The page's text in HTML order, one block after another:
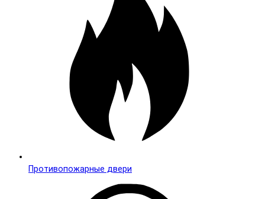
Противопожарные двери